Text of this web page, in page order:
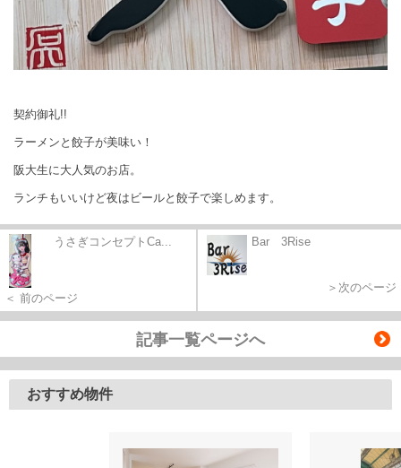
契約御礼!!
ラーメンと餃子が美味い！
阪大生に大人気のお店。
ランチもいいけど夜はビールと餃子で楽しめます。
うさぎコンセプトCa...
＜ 前のページ
Bar 3Rise
＞次のページ
記事一覧ページへ
おすすめ物件